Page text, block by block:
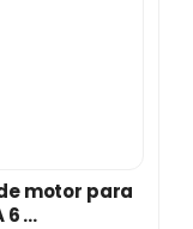
motor para
...